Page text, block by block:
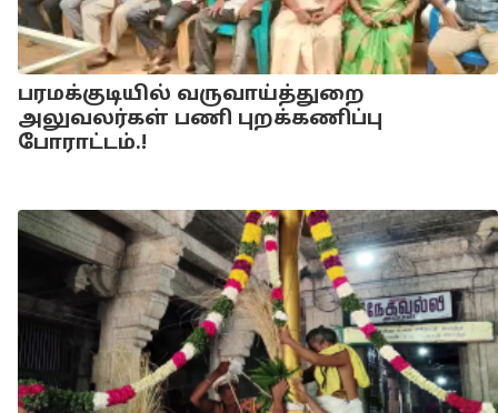
பரமக்குடியில் வருவாய்த்துறை
அலுவலர்கள் பணி புறக்கணிப்பு
போராட்டம்.!